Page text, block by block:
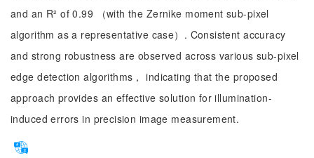
and an R² of 0.99 （with the Zernike moment sub-pixel
algorithm as a representative case）. Consistent accuracy
and strong robustness are observed across various sub-pixel
edge detection algorithms， indicating that the proposed
approach provides an effective solution for illumination-
induced errors in precision image measurement.